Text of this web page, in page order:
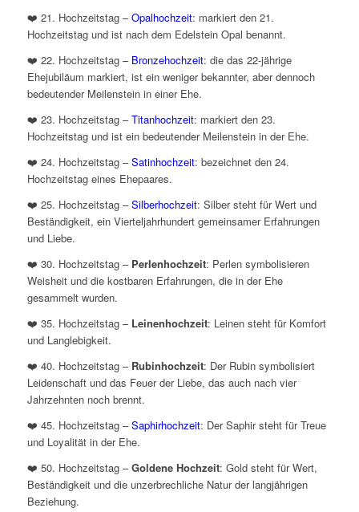
❤️ 21. Hochzeitstag –Opalhochzeit: markiert den 21.
Hochzeitstag und ist nach dem Edelstein Opal benannt.
❤️ 22. Hochzeitstag – Bronzehochzeit: die das 22-jährige
Ehejubiläum markiert, ist ein weniger bekannter, aber dennoch
bedeutender Meilenstein in einer Ehe.
❤️ 23. Hochzeitstag –Titanhochzeit: markiert den 23.
Hochzeitstag und ist ein bedeutender Meilenstein in der Ehe.
❤️ 24. Hochzeitstag –Satinhochzeit: bezeichnet den 24.
Hochzeitstag eines Ehepaares.
❤️ 25. Hochzeitstag –Silberhochzeit: Silber steht für Wert und
Beständigkeit, ein Vierteljahrhundert gemeinsamer Erfahrungen
und Liebe.
❤️ 30. Hochzeitstag – Perlenhochzeit: Perlen symbolisieren
Weisheit und die kostbaren Erfahrungen, die in der Ehe
gesammelt wurden.
❤️ 35. Hochzeitstag – Leinenhochzeit: Leinen steht für Komfort
und Langlebigkeit.
❤️ 40. Hochzeitstag – Rubinhochzeit: Der Rubin symbolisiert
Leidenschaft und das Feuer der Liebe, das auch nach vier
Jahrzehnten noch brennt.
❤️ 45. Hochzeitstag –Saphirhochzeit: Der Saphir steht für Treue
und Loyalität in der Ehe.
❤️ 50. Hochzeitstag –Goldene Hochzeit: Gold steht für Wert,
Beständigkeit und die unzerbrechliche Natur der langjährigen
Beziehung.